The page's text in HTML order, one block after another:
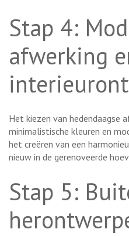
Stap 4:
afwerking
Het kiezen van hedendaagse
minimalistische kleuren en
het creëren van een
nieuw in de gerenoveerde
Stap 5: